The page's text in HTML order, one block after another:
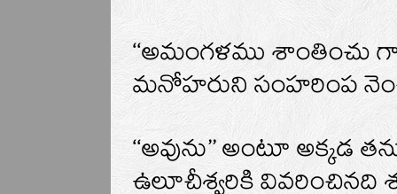
‘‘అమంగళము
మనోహరుని సంహరింప
‘‘అవును’’ అంటూ అక్కడ
ఉలూచీశ్వరికి వివరించినది